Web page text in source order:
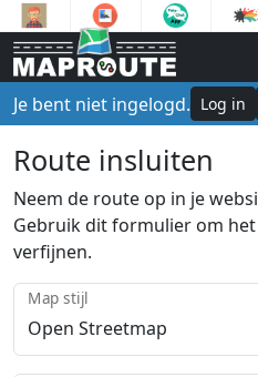
Je bent niet ingelogd. Log in
Route insluiten
Neem de route op in je
Gebruik dit formulier om
verfijnen.
Map stijl